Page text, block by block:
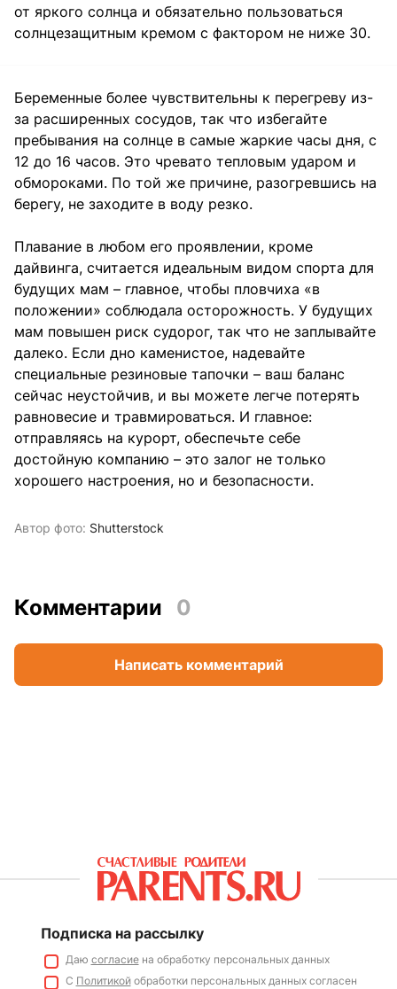
от яркого солнца и обязательно пользоваться
солнцезащитным кремом с фактором не ниже 30.
Беременные более чувствительны к перегреву из-
за расширенных сосудов, так что избегайте
пребывания на солнце в самые жаркие часы дня, с
12 до 16 часов. Это чревато тепловым ударом и
обмороками. По той же причине, разогревшись на
берегу, не заходите в воду резко.
Плавание в любом его проявлении, кроме
дайвинга, считается идеальным видом спорта для
будущих мам – главное, чтобы пловчиха «в
положении» соблюдала осторожность. У будущих
мам повышен риск судорог, так что не заплывайте
далеко. Если дно каменистое, надевайте
специальные резиновые тапочки – ваш баланс
сейчас неустойчив, и вы можете легче потерять
равновесие и травмироваться. И главное:
отправляясь на курорт, обеспечьте себе
достойную компанию – это залог не только
хорошего настроения, но и безопасности.
Автор фото: Shutterstock
Комментарии 0
Написать комментарий
Подписка на рассылку
Даю согласиена обработку персональных данных
С Политикойобработки персональных данных согласен